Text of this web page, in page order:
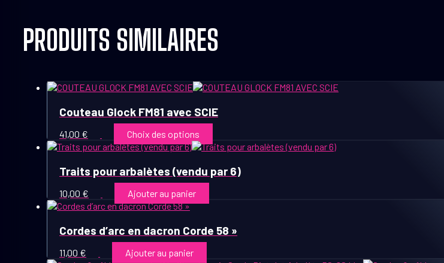
PRODUITS SIMILAIRES
Couteau Glock FM81 avec SCIE
41,00 € Choix des options
produit
plusieurs
variations.
être
choisies
Traits pour arbalètes (vendu par 6)
10,00 € Ajouter au panier
Cordes d’arc en dacron Corde 58 »
11,00 € Ajouter au panier